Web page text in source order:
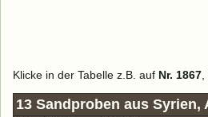
Klicke in der Tabelle z.B. auf Nr. 1867
13 Sandproben aus Syrien,